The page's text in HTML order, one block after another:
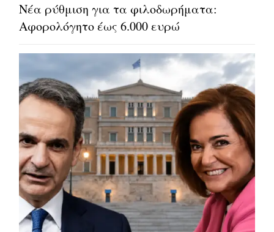
Νέα ρύθμιση για τα φιλοδωρήματα:
Αφορολόγητο έως 6.000 ευρώ